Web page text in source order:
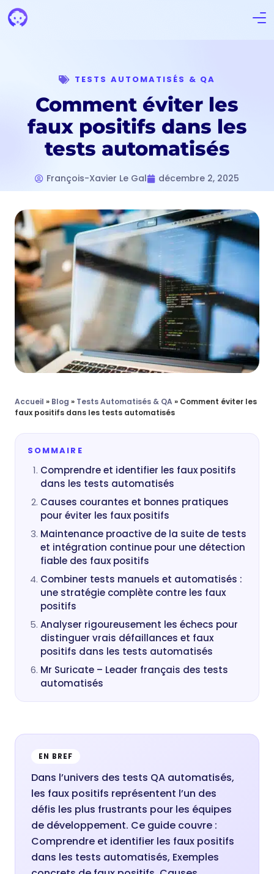
TESTS AUTOMATISÉS & QA
Comment éviter les
faux positifs dans les
tests automatisés
François-Xavier Le Gal décembre 2, 2025
Accueil » Blog » Tests Automatisés & QA » Comment éviter les
faux positifs dans les tests automatisés
SOMMAIRE
Comprendre et identifier les faux positifs
dans les tests automatisés
Causes courantes et bonnes pratiques
pour éviter les faux positifs
Maintenance proactive de la suite de tests
et intégration continue pour une détection
fiable des faux positifs
Combiner tests manuels et automatisés :
une stratégie complète contre les faux
positifs
Analyser rigoureusement les échecs pour
distinguer vrais défaillances et faux
positifs dans les tests automatisés
Mr Suricate – Leader français des tests
automatisés
EN BREF
Dans l’univers des tests QA automatisés,
les faux positifs représentent l’un des
défis les plus frustrants pour les équipes
de développement. Ce guide couvre :
Comprendre et identifier les faux positifs
dans les tests automatisés, Exemples